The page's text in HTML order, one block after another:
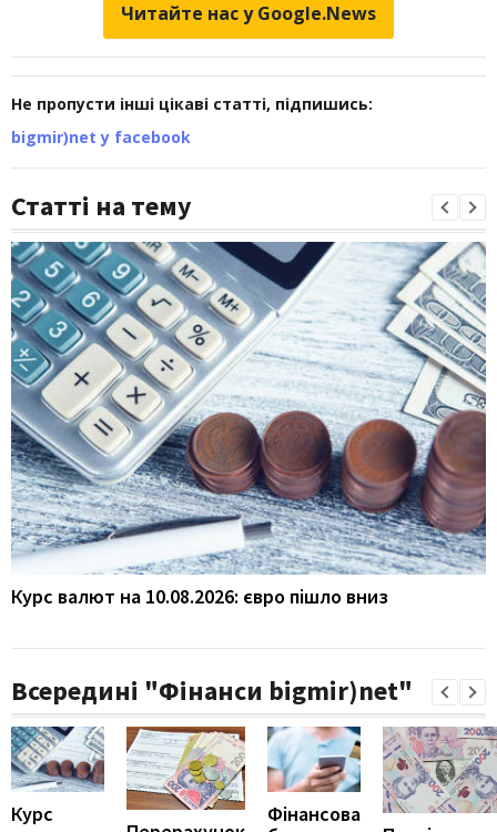
Читайте нас у Google.News
Не пропусти інші цікаві статті, підпишись:
bigmir)net у facebook
Статті на тему
Курс валют на 10.08.2026: євро пішло вниз
Всередині "Фінанси bigmir)net"
Курс
Фінансова